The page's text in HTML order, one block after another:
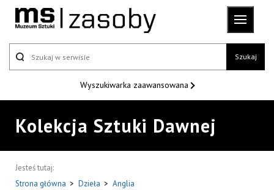
Szukaj
Wyszukiwarka zaawansowana
Kolekcja Sztuki Dawnej
Jesteś tutaj:
Strona główna > Dzieła > Anglia